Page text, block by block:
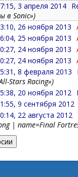
3 апреля 2014
в Sonic»)
26 ноября 2013
25 ноября 2013
24 ноября 2013
24 ноября 2013
8 февраля 2013
Stars Racing»)
20 ноября 2012
9 сентября 2012
22 августа 2012
| name=Final